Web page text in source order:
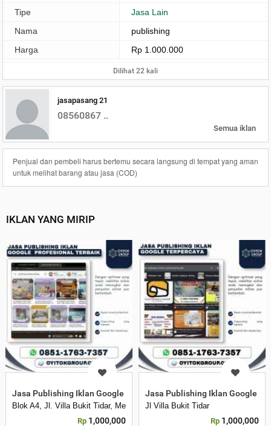
Tipe
Jasa Lain
Nama
publishing
Harga
Rp 1.000.000
Dilihat 22 kali
jasapasang 21
08560867 ..
Semua iklan
Penjual dan pembeli harus bertemu secara langsung di tempat yang aman
untuk melihat barang atau jasa (COD)
IKLAN YANG MIRIP
Jasa Publishing Iklan Google Profesional Terbaik
Blok A4, Jl. Villa Bukit Tidar, Merjosari, Kec. Lowokwaru, Kota Malang,
Rp 1,000,000
Jasa Publishing Iklan Google
Jl Villa Bukit Tidar
Rp 1,000,000